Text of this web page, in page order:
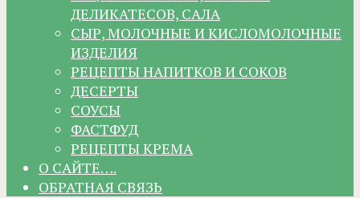
ДЕЛИКАТЕСОВ, САЛА
СЫР, МОЛОЧНЫЕ И КИСЛОМОЛОЧНЫЕ
ИЗДЕЛИЯ
РЕЦЕПТЫ НАПИТКОВ И СОКОВ
ДЕСЕРТЫ
СОУСЫ
ФАСТФУД
РЕЦЕПТЫ КРЕМА
О САЙТЕ….
ОБРАТНАЯ СВЯЗЬ